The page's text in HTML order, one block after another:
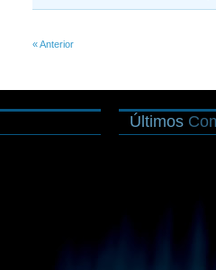
« Anterior
Últimos